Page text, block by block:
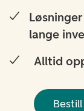
lange
Alltid